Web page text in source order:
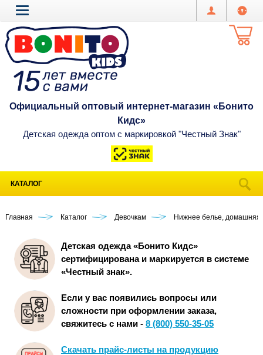
Официальный оптовый интернет-магазин «Бонито
Кидс»
Детская одежда оптом с маркировкой "Честный Знак"
КАТАЛОГ
Главная Каталог Девочкам Нижнее белье, домашняя
Детская одежда «Бонито Кидс»
сертифицирована и маркируется в системе
«Честный знак».
Если у вас появились вопросы или
сложности при оформлении заказа,
свяжитесь с нами - 8 (800) 550-35-05
Скачать прайс-листы на продукцию